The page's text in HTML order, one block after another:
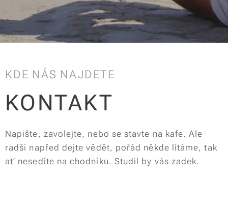
KDE NÁS NAJDETE
KONTAKT
Napište, zavolejte, nebo se stavte na kafe. Ale
radši napřed dejte vědět, pořád někde lítáme, tak
ať nesedíte na chodníku. Studil by vás zadek.